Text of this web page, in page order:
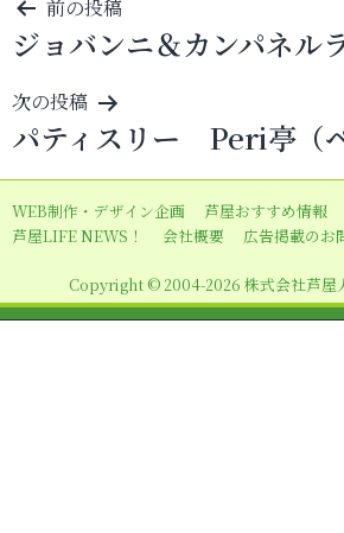
投
稿
ナ
ビ
ゲ
ー
シ
ン
前の投稿
ジョバンニ＆カンパネル
次の投稿
パティスリー Peri亭（ペ
WEB制作・デザイン企画 芦屋おすすめ情報
芦屋LIFE NEWS！
会社概要 広告掲載のお
Copyright © 2004-2026 株式会社芦